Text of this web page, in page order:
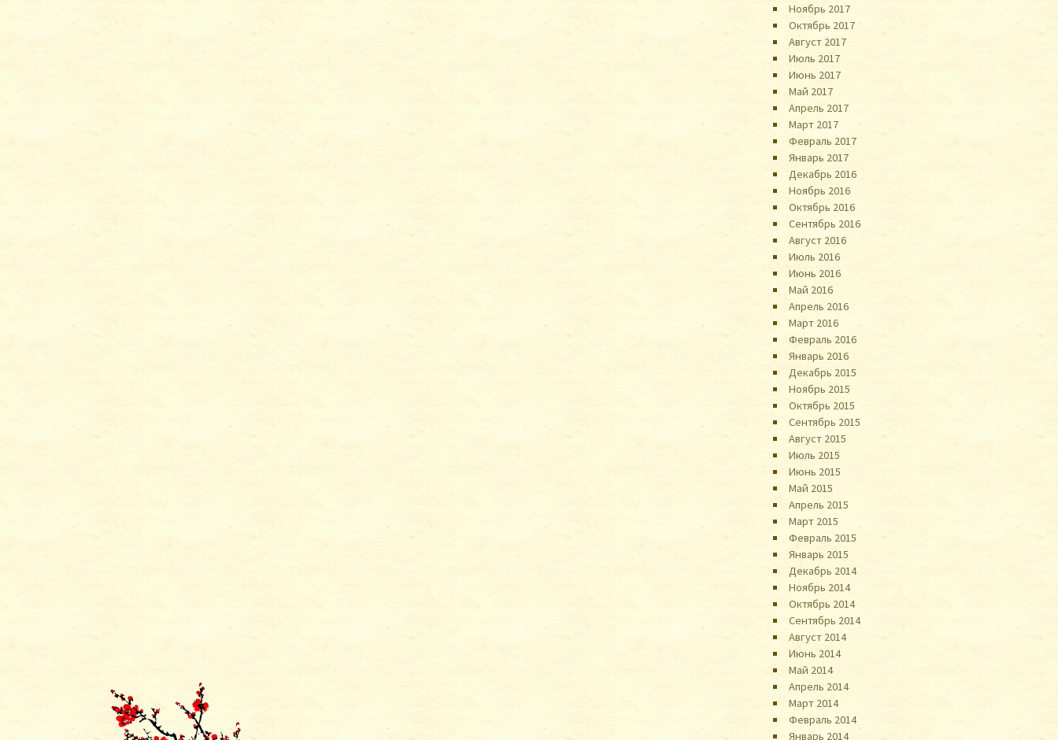
Ноябрь 2017
Октябрь 2017
Август 2017
Июль 2017
Июнь 2017
Май 2017
Апрель 2017
Март 2017
Февраль 2017
Январь 2017
Декабрь 2016
Ноябрь 2016
Октябрь 2016
Сентябрь 2016
Август 2016
Июль 2016
Июнь 2016
Май 2016
Апрель 2016
Март 2016
Февраль 2016
Январь 2016
Декабрь 2015
Ноябрь 2015
Октябрь 2015
Сентябрь 2015
Август 2015
Июль 2015
Июнь 2015
Май 2015
Апрель 2015
Март 2015
Февраль 2015
Январь 2015
Декабрь 2014
Ноябрь 2014
Октябрь 2014
Сентябрь 2014
Август 2014
Июнь 2014
Май 2014
Апрель 2014
Март 2014
Февраль 2014
Январь 2014